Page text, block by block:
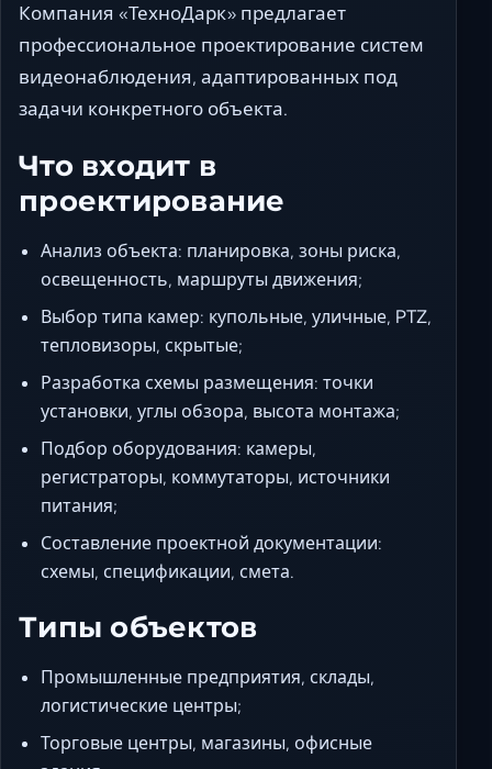
Компания «ТехноДарк» предлагает
профессиональное проектирование систем
видеонаблюдения, адаптированных под
задачи конкретного объекта.
Что входит в
проектирование
Анализ объекта: планировка, зоны риска,
освещенность, маршруты движения;
Выбор типа камер: купольные, уличные, PTZ,
тепловизоры, скрытые;
Разработка схемы размещения: точки
установки, углы обзора, высота монтажа;
Подбор оборудования: камеры,
регистраторы, коммутаторы, источники
питания;
Составление проектной документации:
схемы, спецификации, смета.
Типы объектов
Промышленные предприятия, склады,
логистические центры;
Торговые центры, магазины, офисные